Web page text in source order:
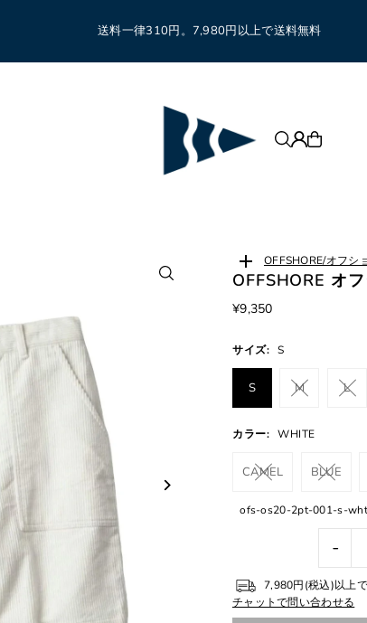
送料一律310円。7,980円以上で送料無料
OFFSHORE/オフシ
OFFSHORE オ
¥9,350
サイズ: S
S M L
カラー: WHITE
CAMEL BLUE
ofs-os20-2pt-001-s-wht
-
7,980円(税込)以上
チャットで問い合わせる